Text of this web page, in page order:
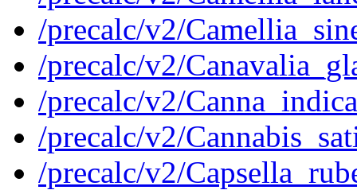
/precalc/v2/
/precalc/v2/
/precalc/v2/
/precalc/v2/
/precalc/v2/